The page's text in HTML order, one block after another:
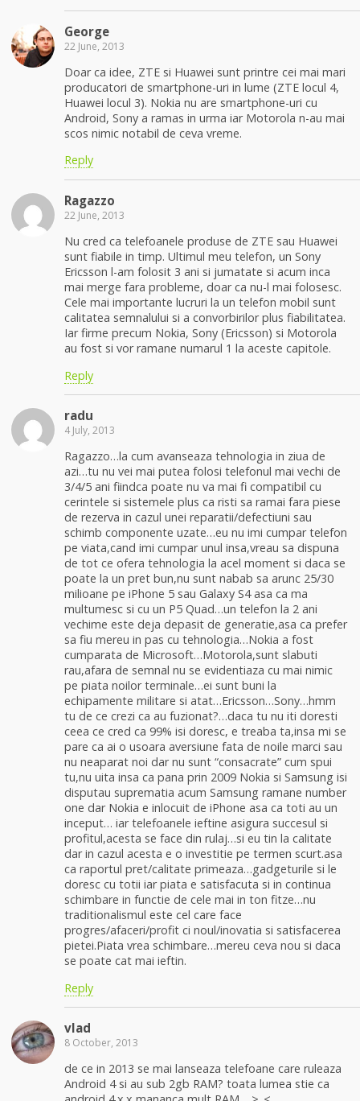
George
22 June, 2013
Doar ca idee, ZTE si Huawei sunt printre cei mai mari
producatori de smartphone-uri in lume (ZTE locul 4,
Huawei locul 3). Nokia nu are smartphone-uri cu
Android, Sony a ramas in urma iar Motorola n-au mai
scos nimic notabil de ceva vreme.
Reply
Ragazzo
22 June, 2013
Nu cred ca telefoanele produse de ZTE sau Huawei
sunt fiabile in timp. Ultimul meu telefon, un Sony
Ericsson l-am folosit 3 ani si jumatate si acum inca
mai merge fara probleme, doar ca nu-l mai folosesc.
Cele mai importante lucruri la un telefon mobil sunt
calitatea semnalului si a convorbirilor plus fiabilitatea.
Iar firme precum Nokia, Sony (Ericsson) si Motorola
au fost si vor ramane numarul 1 la aceste capitole.
Reply
radu
4 July, 2013
Ragazzo…la cum avanseaza tehnologia in ziua de
azi…tu nu vei mai putea folosi telefonul mai vechi de
3/4/5 ani fiindca poate nu va mai fi compatibil cu
cerintele si sistemele plus ca risti sa ramai fara piese
de rezerva in cazul unei reparatii/defectiuni sau
schimb componente uzate…eu nu imi cumpar telefon
pe viata,cand imi cumpar unul insa,vreau sa dispuna
de tot ce ofera tehnologia la acel moment si daca se
poate la un pret bun,nu sunt nabab sa arunc 25/30
milioane pe iPhone 5 sau Galaxy S4 asa ca ma
multumesc si cu un P5 Quad…un telefon la 2 ani
vechime este deja depasit de generatie,asa ca prefer
sa fiu mereu in pas cu tehnologia…Nokia a fost
cumparata de Microsoft…Motorola,sunt slabuti
rau,afara de semnal nu se evidentiaza cu mai nimic
pe piata noilor terminale…ei sunt buni la
echipamente militare si atat…Ericsson…Sony…hmm
tu de ce crezi ca au fuzionat?…daca tu nu iti doresti
ceea ce cred ca 99% isi doresc, e treaba ta,insa mi se
pare ca ai o usoara aversiune fata de noile marci sau
nu neaparat noi dar nu sunt “consacrate” cum spui
tu,nu uita insa ca pana prin 2009 Nokia si Samsung isi
disputau suprematia acum Samsung ramane number
one dar Nokia e inlocuit de iPhone asa ca toti au un
inceput… iar telefoanele ieftine asigura succesul si
profitul,acesta se face din rulaj…si eu tin la calitate
dar in cazul acesta e o investitie pe termen scurt.asa
ca raportul pret/calitate primeaza…gadgeturile si le
doresc cu totii iar piata e satisfacuta si in continua
schimbare in functie de cele mai in ton fitze…nu
traditionalismul este cel care face
progres/afaceri/profit ci noul/inovatia si satisfacerea
pietei.Piata vrea schimbare…mereu ceva nou si daca
se poate cat mai ieftin.
Reply
vlad
8 October, 2013
de ce in 2013 se mai lanseaza telefoane care ruleaza
Android 4 si au sub 2gb RAM? toata lumea stie ca